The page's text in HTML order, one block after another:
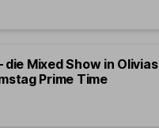
die Mixed Show in Olivias
Prime Time